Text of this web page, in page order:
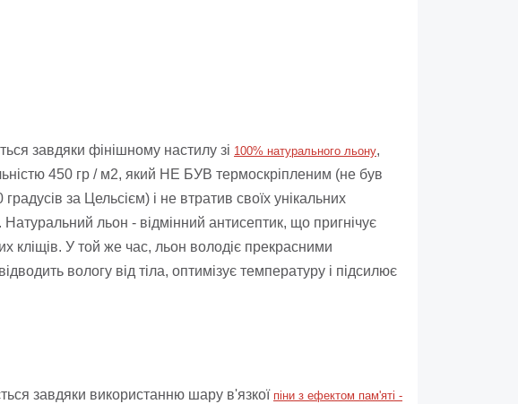
завдяки фінішному настилу зі 100% натурального льону,
450 гр / м2, який НЕ БУВ термоскріпленим (не був
за Цельсієм) і не втратив своїх унікальних
Натуральний льон - відмінний антисептик, що пригнічує
кліщів. У той же час, льон володіє прекрасними
вологу від тіла, оптимізує температуру і підсилює
завдяки використанню шару в'язкої піни з ефектом пам'яті -